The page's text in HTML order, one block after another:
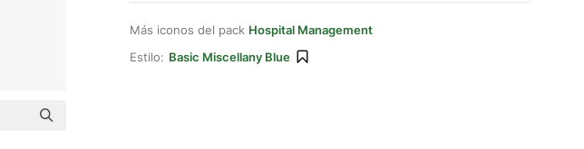
Más iconos del pack Hospital Management
Estilo: Basic Miscellany Blue